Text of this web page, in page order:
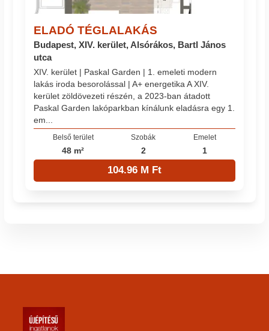
ELADÓ TÉGLALAKÁS
Budapest, XIV. kerület, Alsórákos, Bartl János
utca
XIV. kerület | Paskal Garden | 1. emeleti modern
lakás iroda besorolással | A+ energetika A XIV.
kerület zöldövezeti részén, a 2023-ban átadott
Paskal Garden lakóparkban kínálunk eladásra egy 1.
em...
Belső terület
48 m²
Szobák
2
Emelet
1
104.96 M Ft